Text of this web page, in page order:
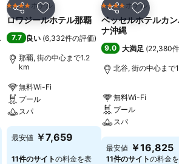
加シェア お気に入りに追加
4 ホテルのランク
ホテル
ロワジールホテル那覇
7.7 良い (6,332件の評価)
那覇, 街の中心まで1.2
km
無料Wi-Fi
プール
スパ
最安値 ￥7,659
11件のサイトの料金を表
シェア お気に入
4 ホテルのランク
ホテル
ベッセルホテルカ
ナ沖縄
9.0 大満足 (22,380
北谷, 街の中心まで
無料Wi-Fi
プール
スパ
最安値 ￥16,825
11件のサイトの料金